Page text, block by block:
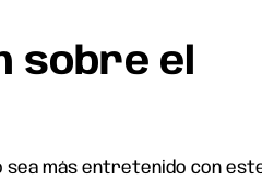
sobre el
más entretenido con este